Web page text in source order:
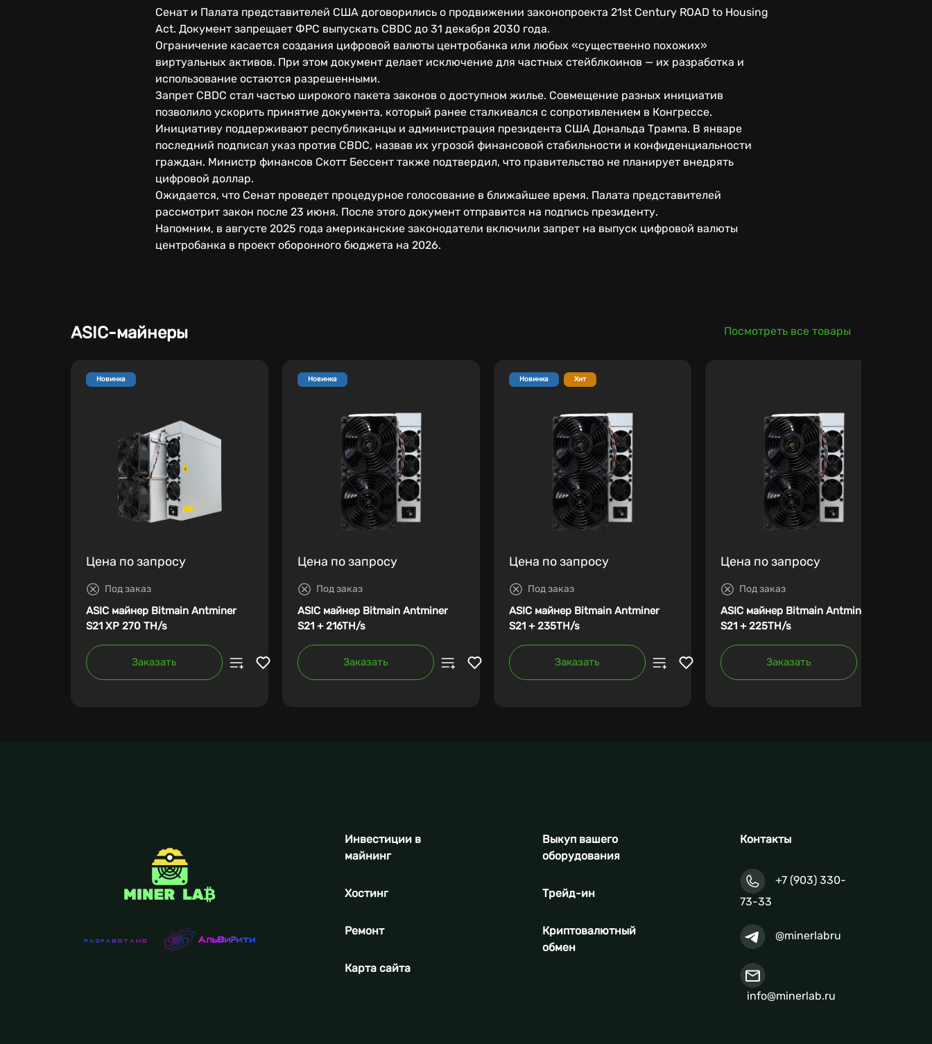
Сенат и Палата представителей США договорились о продвижении законопроекта 21st Century ROAD to Housing
Act. Документ запрещает ФРС выпускать CBDC до 31 декабря 2030 года.
Ограничение касается создания цифровой валюты центробанка или любых «существенно похожих»
виртуальных активов. При этом документ делает исключение для частных стейблкоинов — их разработка и
использование остаются разрешенными.
Запрет CBDC стал частью широкого пакета законов о доступном жилье. Совмещение разных инициатив
позволило ускорить принятие документа, который ранее сталкивался с сопротивлением в Конгрессе.
Инициативу поддерживают республиканцы и администрация президента США Дональда Трампа. В январе
последний подписал указ против CBDC, назвав их угрозой финансовой стабильности и конфиденциальности
граждан. Министр финансов Скотт Бессент также подтвердил, что правительство не планирует внедрять
цифровой доллар.
Ожидается, что Сенат проведет процедурное голосование в ближайшее время. Палата представителей
рассмотрит закон после 23 июня. После этого документ отправится на подпись президенту.
Напомним, в августе 2025 года американские законодатели включили запрет на выпуск цифровой валюты
центробанка в проект оборонного бюджета на 2026.
ASIC-майнеры Посмотреть все товары
Новинка
Цена по запросу
Под заказ
ASIC майнер Bitmain Antminer
S21 XP 270 TH/s
Заказать
Новинка
Цена по запросу
Под заказ
ASIC майнер Bitmain Antminer
S21 + 216TH/s
Заказать
Новинка Хит
Цена по запросу
Под заказ
ASIC майнер Bitmain Antminer
S21 + 235TH/s
Заказать
Цена по запросу
Под заказ
ASIC майнер Bitmain Antminer
S21 + 225TH/s
Заказать
Инвестиции в
майнинг
Хостинг
Ремонт
Карта сайта
Выкуп вашего
оборудования
Трейд-ин
Криптовалютный
обмен
Контакты
+7 (903) 330-
73-33
@minerlabru
info@minerlab.ru